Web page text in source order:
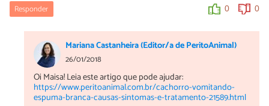
Responder 0 0
Mariana Castanheira (Editor/a de PeritoAnimal)
26/01/2018
Oi Maisa! Leia este artigo que pode ajudar:
https://www.peritoanimal.com.br/cachorro-vomitando-
espuma-branca-causas-sintomas-e-tratamento-21589.html